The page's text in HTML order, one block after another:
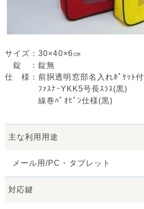
サイズ：30×40×6㎝
錠 ：錠無
仕 様：前胴透明窓部名入れﾎﾟｹｯﾄ付
ﾌｧｽﾅｰYKK5号長ｽﾗｽ(黒)
線巻ﾊﾟｵﾋﾟﾝ仕様(黒)
主な利用用途
メール用/PC・タブレット
対応鍵